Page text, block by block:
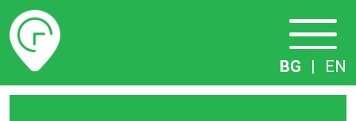
Разписание
BG | EN